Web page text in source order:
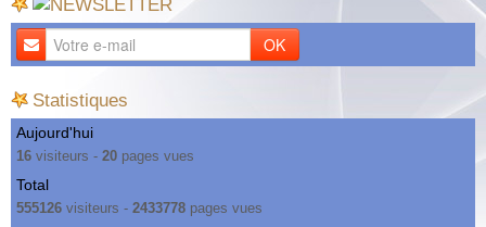
OK
Statistiques
Aujourd'hui
16 visiteurs - 20 pages vues
Total
555126 visiteurs - 2433778 pages vues